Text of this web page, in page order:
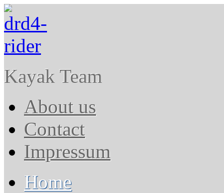
Kayak Team
About us
Contact
Impressum
Home